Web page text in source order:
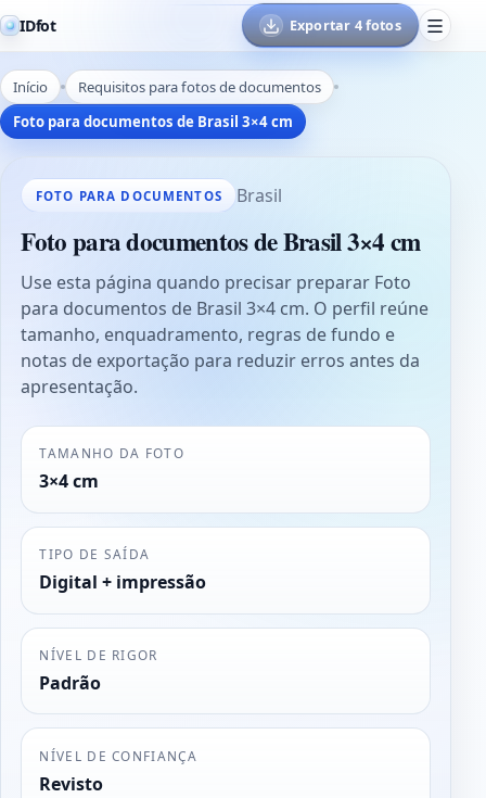
IDfot Exportar 4 fotos
Início
Requisitos para fotos de documentos
Foto para documentos de Brasil 3×4 cm
FOTO PARA DOCUMENTOS Brasil
Foto para documentos de Brasil 3×4 cm
Use esta página quando precisar preparar Foto
para documentos de Brasil 3×4 cm. O perfil reúne
tamanho, enquadramento, regras de fundo e
notas de exportação para reduzir erros antes da
apresentação.
TAMANHO DA FOTO
3×4 cm
TIPO DE SAÍDA
Digital + impressão
NÍVEL DE RIGOR
Padrão
NÍVEL DE CONFIANÇA
Revisto